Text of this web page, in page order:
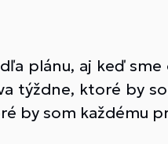
plánu, aj keď
týždne, ktoré by
by som každému